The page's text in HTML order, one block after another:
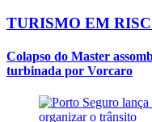
TURISMO EM
Colapso do Master
turbinada por Vorcaro